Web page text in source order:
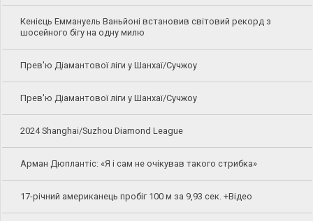
Кенієць Еммануель Ваньйоні встановив світовий рекорд з
шосейного бігу на одну милю
Прев'ю Діамантової ліги у Шанхаї/Сучжоу
Прев'ю Діамантової ліги у Шанхаї/Сучжоу
2024 Shanghai/Suzhou Diamond League
Арман Дюплантіс: «Я і сам не очікував такого стрибка»
17-річний американець пробіг 100 м за 9,93 сек. +Відео